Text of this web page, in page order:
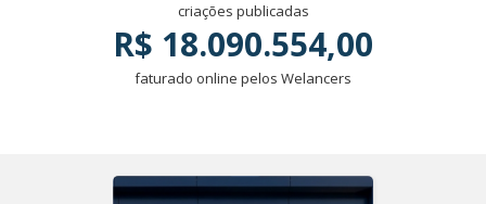
criações publicadas
R$ 18.090.554,00
faturado online pelos Welancers